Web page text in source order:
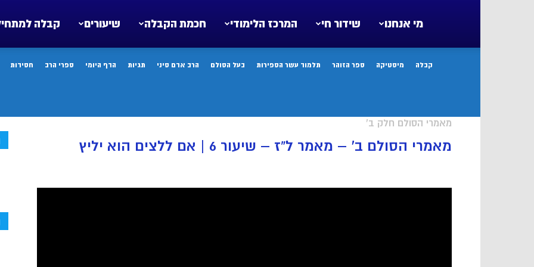
קבלה שיעורים חכמת הקבלה המרכז הלימודי שידור חי מי אנחנו
קבלה מיסטיקה ספר הזוהר תלמוד עשר הספירות בעל הסולם הרב אדם סיני תגיות הדף היומי ספרי הרב חסידות
מאמרי הסולם חלק ב'
מאמרי הסולם ב’ – מאמר ל”ז – שיעור 6 | אם ללצים הוא יליץ